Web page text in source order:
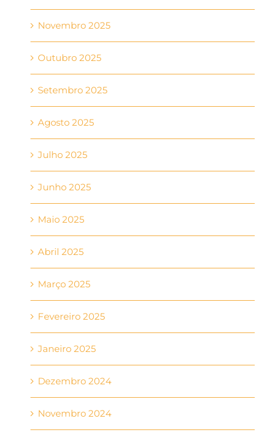
Novembro 2025
Outubro 2025
Setembro 2025
Agosto 2025
Julho 2025
Junho 2025
Maio 2025
Abril 2025
Março 2025
Fevereiro 2025
Janeiro 2025
Dezembro 2024
Novembro 2024